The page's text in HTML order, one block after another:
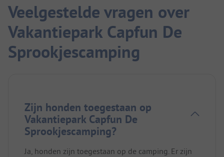
Veelgestelde vragen over
Vakantiepark Capfun De
Sprookjescamping
Zijn honden toegestaan op
Vakantiepark Capfun De
Sprookjescamping?
Ja, honden zijn toegestaan op de camping. Er zijn